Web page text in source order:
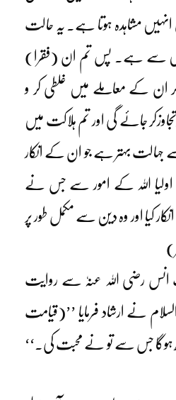
مشاہدہ ہوتا ہے۔ یہ حالت
سے ہے۔ پس تم ان (فقرا)
ان کے معاملے میں غلطی کر و
جائے گی اور تم ہلاکت میں
بہتر ہے جو ان کے انکار
اللہ کے امور سے جس نے
انکار کیا اور وہ دین سے مکمل طور پر
انس رضی اللہ عنہٗ سے روایت
نے ارشاد فرمایا ’’(قیامت
ہوگا جس سے تو نے محبت کی۔‘‘